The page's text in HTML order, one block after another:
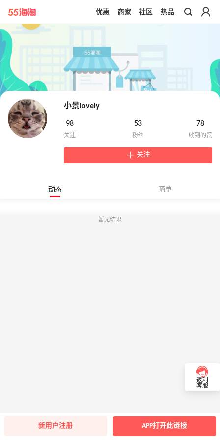
带你去官网买正品
优惠 商家 社区 热品
小景lovely
98 53 78
关注
动态 晒单
暂无结果
返利
客服
新用户注册 APP打开此链接